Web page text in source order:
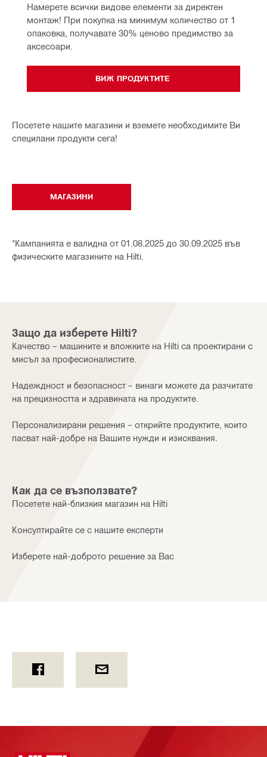
Намерете всички видове елементи за директен
монтаж! При покупка на минимум количество от 1
опаковка, получавате 30% ценово предимство за
аксесоари.
ВИЖ ПРОДУКТИТЕ
Посетете нашите магазини и вземете необходимите Ви
специлани продукти сега!
МАГАЗИНИ
*Кампанията е валидна от 01.08.2025 до 30.09.2025 във
физическите магазините на Hilti.
Защо да изберете Hilti?
Качество – машините и вложките на Hilti са проектирани с
мисъл за професионалистите.
Надеждност и безопасност – винаги можете да разчитате
на прецизността и здравината на продуктите.
Персонализирани решения – открийте продуктите, които
пасват най-добре на Вашите нужди и изисквания.
Как да се възползвате?
Посетете най-близкия магазин на Hilti
Консултирайте се с нашите експерти
Изберете най-доброто решение за Вас